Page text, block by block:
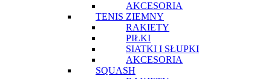
AKCESORIA
TENIS ZIEMNY
RAKIETY
PIŁKI
SIATKI I SŁUPKI
AKCESORIA
SQUASH